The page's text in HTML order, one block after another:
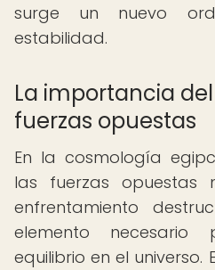
surge un nuevo
estabilidad.
La importancia
fuerzas opuestas
En la cosmología
las fuerzas
enfrentamiento
elemento
equilibrio en el